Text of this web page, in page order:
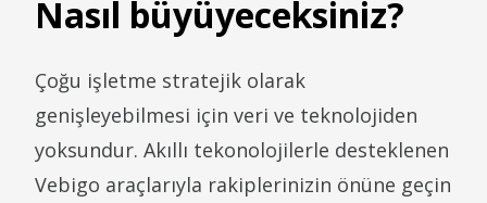
Nasıl büyüyeceksiniz?
Çoğu işletme stratejik olarak
genişleyebilmesi için veri ve teknolojiden
yoksundur. Akıllı tekonolojilerle desteklenen
Vebigo araçlarıyla rakiplerinizin önüne geçin